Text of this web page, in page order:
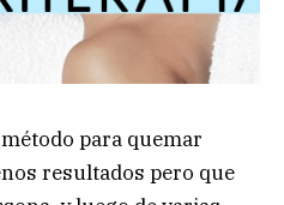
para quemar
resultados pero que